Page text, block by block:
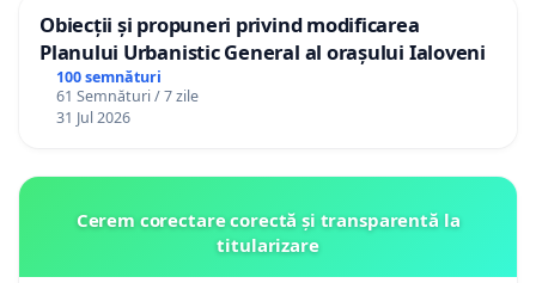
Obiecții și propuneri privind modificarea
Planului Urbanistic General al orașului Ialoveni
100 semnături
61 Semnături / 7 zile
31 Jul 2026
Cerem corectare corectă și transparentă la
titularizare